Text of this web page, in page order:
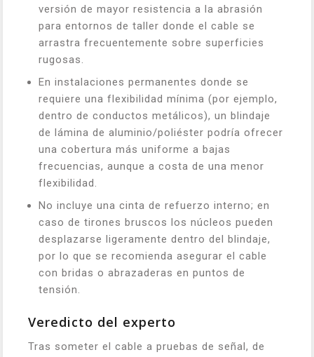
versión de mayor resistencia a la abrasión
para entornos de taller donde el cable se
arrastra frecuentemente sobre superficies
rugosas.
En instalaciones permanentes donde se
requiere una flexibilidad mínima (por ejemplo,
dentro de conductos metálicos), un blindaje
de lámina de aluminio/poliéster podría ofrecer
una cobertura más uniforme a bajas
frecuencias, aunque a costa de una menor
flexibilidad.
No incluye una cinta de refuerzo interno; en
caso de tirones bruscos los núcleos pueden
desplazarse ligeramente dentro del blindaje,
por lo que se recomienda asegurar el cable
con bridas o abrazaderas en puntos de
tensión.
Veredicto del experto
Tras someter el cable a pruebas de señal, de